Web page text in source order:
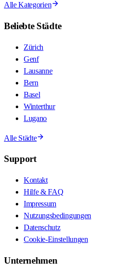
Alle Kategorien
Beliebte Städte
Zürich
Genf
Lausanne
Bern
Basel
Winterthur
Lugano
Alle Städte
Support
Kontakt
Hilfe & FAQ
Impressum
Nutzungsbedingungen
Datenschutz
Cookie-Einstellungen
Unternehmen